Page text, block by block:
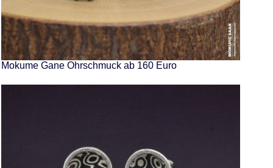
Mokume Gane Ohrschmuck ab 160 Euro